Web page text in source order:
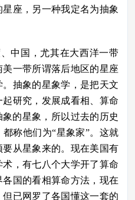
座，另一种我定名为抽象
中国，尤其在大西洋一带
一带所谓落后地区的星座
抽象的星象学，是把天文
研究，发展成看相、算命
的星象，所以过去的历史
称他们为“星象家”。这就
从星象来的。现在美国有
，有七八个大学开了算命
国的看相算命方法，现在
已网罗了各国懂这一套的